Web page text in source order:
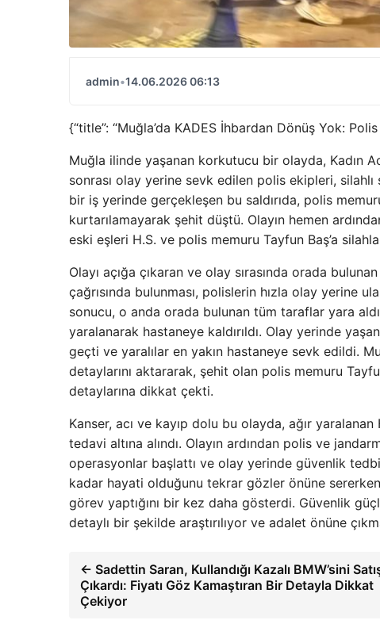
admin•14.06.2026 06:13
{“title”: “Muğla’da KADES İhbardan Dönüş Yok:
Muğla ilinde yaşanan korkutucu bir olayda, Kadın
sonrası olay yerine sevk edilen polis ekipleri, silahlı
bir iş yerinde gerçekleşen bu saldırıda, polis
kurtarılamayarak şehit düştü. Olayın hemen
eski eşleri H.S. ve polis memuru Tayfun Baş’a
Olayı açığa çıkaran ve olay sırasında orada
çağrısında bulunması, polislerin hızla olay yerine
sonucu, o anda orada bulunan tüm taraflar yara
yaralanarak hastaneye kaldırıldı. Olay yerinde
geçti ve yaralılar en yakın hastaneye sevk edildi.
detaylarını aktararak, şehit olan polis memuru
detaylarına dikkat çekti.
Kanser, acı ve kayıp dolu bu olayda, ağır
tedavi altına alındı. Olayın ardından polis ve
operasyonlar başlattı ve olay yerinde güvenlik
kadar hayati olduğunu tekrar gözler önüne
görev yaptığını bir kez daha gösterdi. Güvenlik
detaylı bir şekilde araştırılıyor ve adalet önüne
← Sadettin Saran, Kullandığı Kazalı BMW’sini
Çıkardı: Fiyatı Göz Kamaştıran Bir Detayla Dikkat
Çekiyor